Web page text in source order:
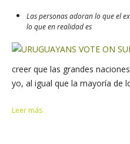
Las personas adoran lo que el
lo que en realidad es
creer que las grandes
yo, al igual que la mayoría de
Leer más